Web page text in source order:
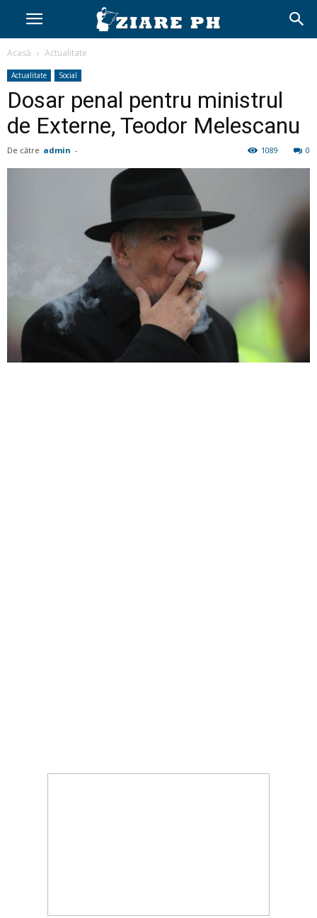
Acasă Actualitate
Actualitate Social
Dosar penal pentru ministrul
de Externe, Teodor Melescanu
De către admin - 0
1089